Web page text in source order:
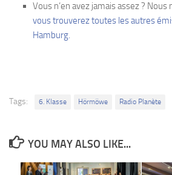
Vous n’en avez jamais assez ? Nous
vous trouverez toutes les autres
Hamburg.
Tags: 6. Klasse Hörmöwe Radio Planète
YOU MAY ALSO LIKE...